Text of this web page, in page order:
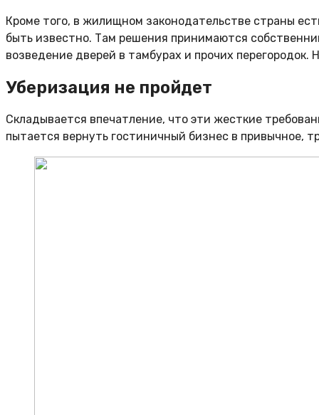
Кроме того, в жилищном законодательстве страны
быть известно. Там решения принимаются
возведение дверей в тамбурах и прочих
Уберизация не пройдет
Складывается впечатление, что эти жесткие
пытается вернуть гостиничный бизнес в привычное,